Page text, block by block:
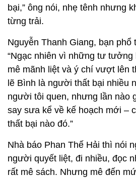
bại,” ông nói, nhẹ tênh nhưng
từng trải.
Nguyễn Thanh Giang, bạn phổ
“Ngạc nhiên vì những tư tưởng
mê mãnh liệt và ý chí vượt lên
lẽ Bình là người thất bại nhiều
người tôi quen, nhưng lần nào
say sưa kể về kế hoạch mới –
thất bại nào đó.”
Nhà báo Phan Thế Hải thì nói
người quyết liệt, đi nhiều, đọc
rất mê sách. Nhưng mê đến